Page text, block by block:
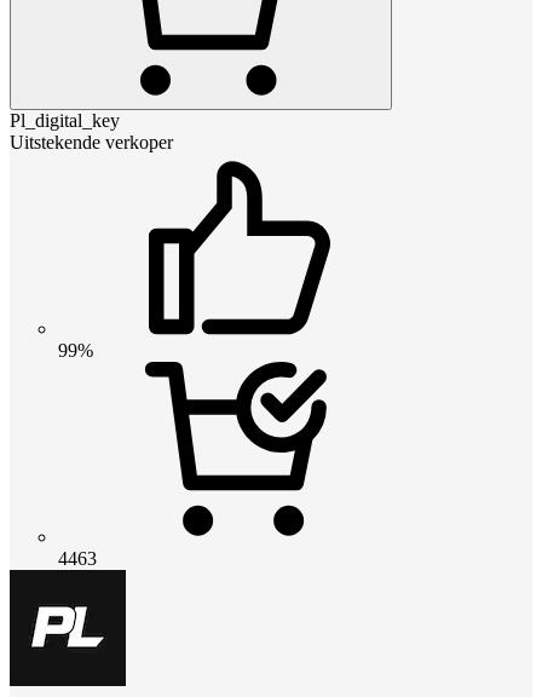
Pl_digital_key
Uitstekende verkoper
99%
4463